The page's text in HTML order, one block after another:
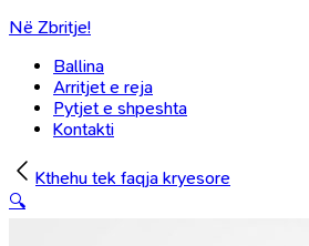
Në Zbritje!
Ballina
Arritjet e reja
Pytjet e shpeshta
Kontakti
Kthehu tek faqja kryesore
🔍